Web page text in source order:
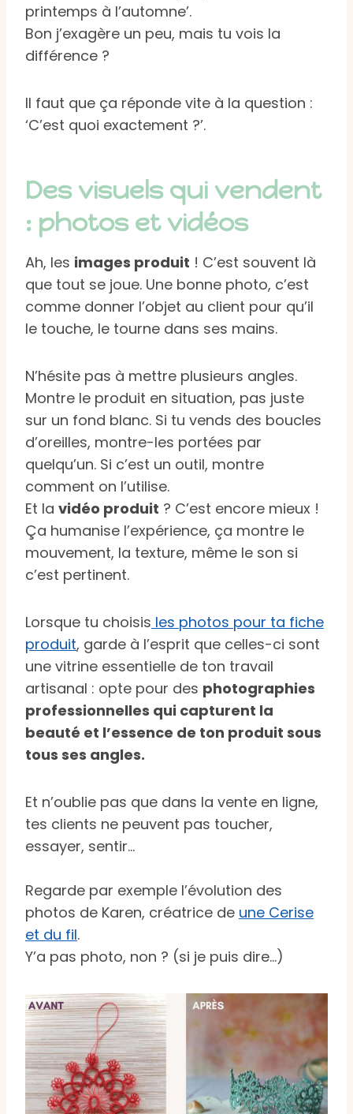
printemps à l’automne’.
Bon j’exagère un peu, mais tu vois la
différence ?
Il faut que ça réponde vite à la question :
‘C’est quoi exactement ?’.
Des visuels qui vendent
: photos et vidéos
Ah, les images produit ! C’est souvent là
que tout se joue. Une bonne photo, c’est
comme donner l’objet au client pour qu’il
le touche, le tourne dans ses mains.
N’hésite pas à mettre plusieurs angles.
Montre le produit en situation, pas juste
sur un fond blanc. Si tu vends des boucles
d’oreilles, montre-les portées par
quelqu’un. Si c’est un outil, montre
comment on l’utilise.
Et la vidéo produit ? C’est encore mieux !
Ça humanise l’expérience, ça montre le
mouvement, la texture, même le son si
c’est pertinent.
Lorsque tu choisis les photos pour ta fiche
produit, garde à l’esprit que celles-ci sont
une vitrine essentielle de ton travail
artisanal : opte pour des photographies
professionnelles qui capturent la
beauté et l’essence de ton produit sous
tous ses angles.
Et n’oublie pas que dans la vente en ligne,
tes clients ne peuvent pas toucher,
essayer, sentir…
Regarde par exemple l’évolution des
photos de Karen, créatrice de une Cerise
et du fil.
Y’a pas photo, non ? (si je puis dire…)